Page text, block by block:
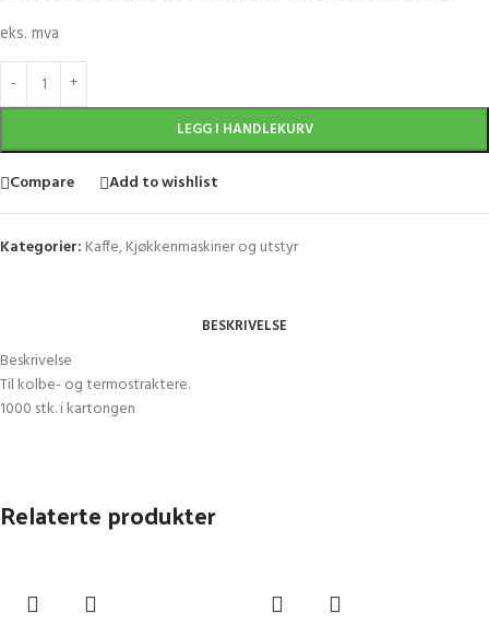
eks. mva
LEGG I HANDLEKURV
Compare Add to wishlist
Kategorier: Kaffe,Kjøkkenmaskiner og utstyr
BESKRIVELSE
Beskrivelse
Til kolbe- og termostraktere.
1000 stk. i kartongen
Relaterte produkter